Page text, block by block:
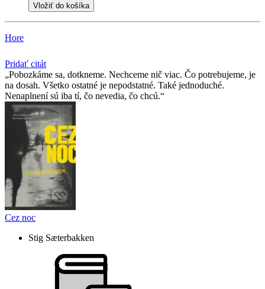
Vložiť do košíka
Hore
Pridať citát
Pobozkáme sa, dotkneme. Nechceme nič viac. Čo potrebujeme, je
na dosah. Všetko ostatné je nepodstatné. Také jednoduché.
Nenaplnení sú iba tí, čo nevedia, čo chcú.
Cez noc
Stig Sæterbakken